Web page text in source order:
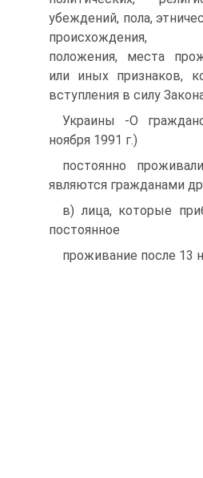
убеждений, пола,
происхождения,
положения, места
или иных признаков,
вступления в силу
Украины -О
ноября 1991 г.)
постоянно
являются гражданами
в) лица, которые
постоянное
проживание после 13